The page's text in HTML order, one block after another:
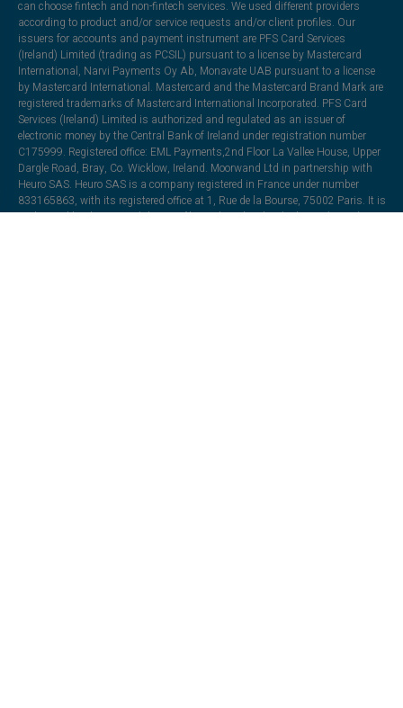
can choose fintech and non-fintech services. We used different providers
according to product and/or service requests and/or client profiles. Our
issuers for accounts and payment instrument are PFS Card Services
(Ireland) Limited (trading as PCSIL) pursuant to a license by Mastercard
International, Narvi Payments Oy Ab, Monavate UAB pursuant to a license
by Mastercard International. Mastercard and the Mastercard Brand Mark are
registered trademarks of Mastercard International Incorporated. PFS Card
Services (Ireland) Limited is authorized and regulated as an issuer of
electronic money by the Central Bank of Ireland under registration number
C175999. Registered office: EML Payments,2nd Floor La Vallee House, Upper
Dargle Road, Bray, Co. Wicklow, Ireland. Moorwand Ltd in partnership with
Heuro SAS. Heuro SAS is a company registered in France under number
833165863, with its registered office at 1, Rue de la Bourse, 75002 Paris. It is
authorised by the Autorité de Contrôle Prudentiel et de Résolution (ACPR),